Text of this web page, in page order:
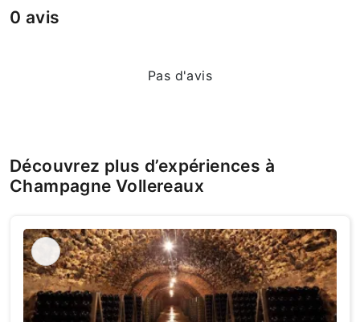
0 avis
Pas d'avis
Découvrez plus d’expériences à
Champagne Vollereaux